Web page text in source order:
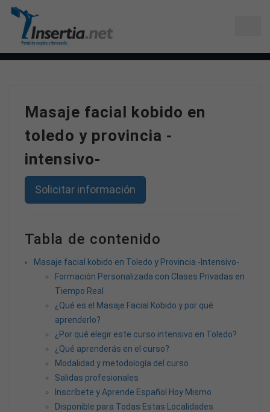
Masaje facial kobido en
toledo y provincia -
intensivo-
Solicitar información
Tabla de contenido
Masaje facial kobido en Toledo y Provincia -Intensivo-
Formación Personalizada con Clases Privadas en
Tiempo Real
¿Qué es el Masaje Facial Kobido y por qué
aprenderlo?
¿Por qué elegir este curso intensivo en Toledo?
¿Qué aprenderás en el curso?
Modalidad y metodología del curso
Salidas profesionales
Inscríbete y Aprende Español Hoy Mismo
Disponible para Todas Estas Localidades